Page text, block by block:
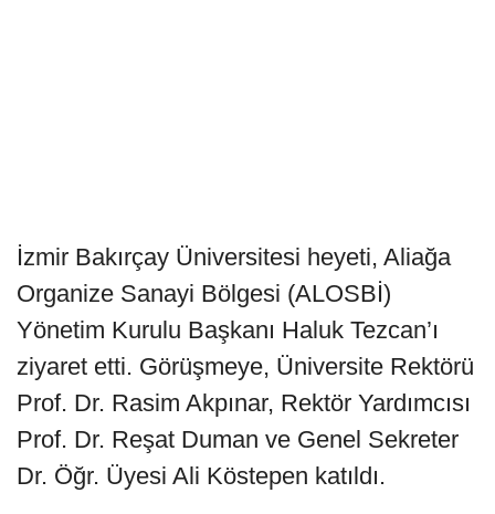
İzmir Bakırçay Üniversitesi heyeti, Aliağa
Organize Sanayi Bölgesi (ALOSBİ)
Yönetim Kurulu Başkanı Haluk Tezcan’ı
ziyaret etti. Görüşmeye, Üniversite Rektörü
Prof. Dr. Rasim Akpınar, Rektör Yardımcısı
Prof. Dr. Reşat Duman ve Genel Sekreter
Dr. Öğr. Üyesi Ali Köstepen katıldı.